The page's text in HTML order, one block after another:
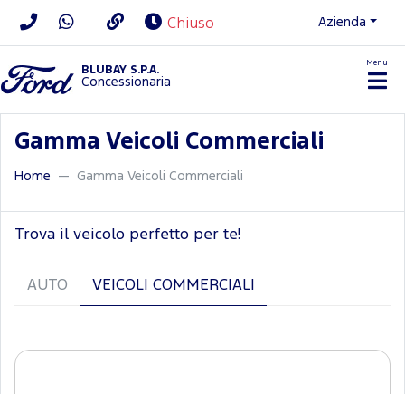
Chiuso Azienda
BLUBAY S.P.A.
Concessionaria
Menu
Gamma Veicoli Commerciali
Home Gamma Veicoli Commerciali
Trova il veicolo perfetto per te!
AUTO VEICOLI COMMERCIALI